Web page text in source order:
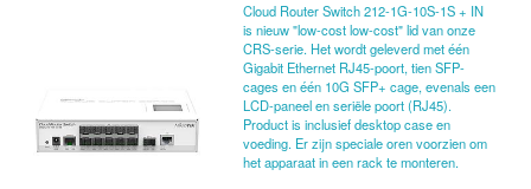
Cloud Router Switch 212-1G-10S-1S + IN
is nieuw "low-cost low-cost" lid van onze
CRS-serie. Het wordt geleverd met één
Gigabit Ethernet RJ45-poort, tien SFP-
cages en één 10G SFP+ cage, evenals een
LCD-paneel en seriële poort (RJ45).
Product is inclusief desktop case en
voeding. Er zijn speciale oren voorzien om
het apparaat in een rack te monteren.